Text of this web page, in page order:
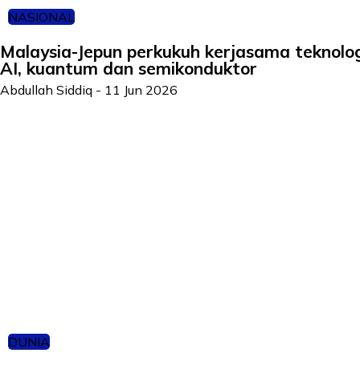
NASIONAL
Malaysia-Jepun perkukuh kerjasama
AI, kuantum dan semikonduktor
Abdullah Siddiq - 11 Jun 2026
DUNIA